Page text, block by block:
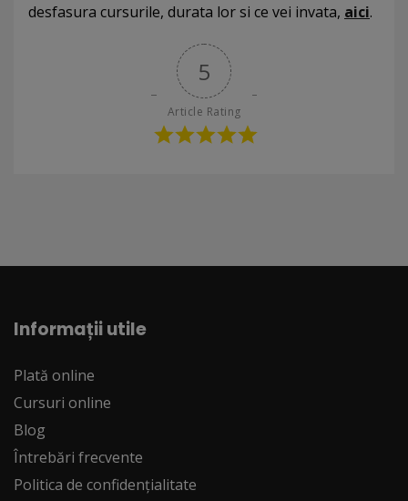
desfasura cursurile, durata lor si ce vei invata, aici.
5
Article Rating
Informații utile
Plată online
Cursuri online
Blog
Întrebări frecvente
Politica de confidențialitate